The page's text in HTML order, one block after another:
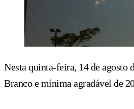
Nesta quinta-feira, 14 de agosto
Branco e mínima agradável de